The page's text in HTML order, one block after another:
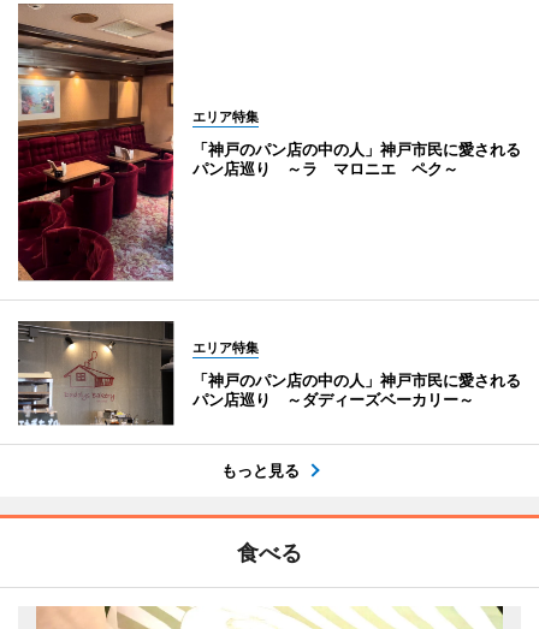
エリア特集
「神戸のパン店の中の人」神戸市民に愛される
パン店巡り ～ラ マロニエ ペク～
エリア特集
「神戸のパン店の中の人」神戸市民に愛される
パン店巡り ～ダディーズベーカリー～
もっと見る
食べる